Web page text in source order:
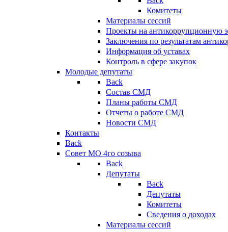
Комитеты
Материалы сессий
Проекты на антикоррупционную
Заключения по результатам
Информация об уставах
Контроль в сфере закупок
Молодые депутаты
Back
Состав СМД
Планы работы СМД
Отчеты о работе СМД
Новости СМД
Контакты
Back
Совет МО 4го созыва
Back
Депутаты
Back
Депутаты
Комитеты
Сведения о доходах
Материалы сессий